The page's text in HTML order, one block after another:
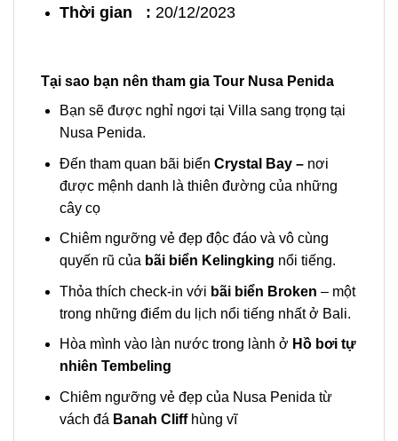
Thời gian : 20/12/2023
Tại sao bạn nên tham gia Tour Nusa Penida
Bạn sẽ được nghỉ ngơi tại Villa sang trọng tại
Nusa Penida.
Đến tham quan bãi biển Crystal Bay –nơi
được mệnh danh là thiên đường của những
cây cọ
Chiêm ngưỡng vẻ đẹp độc đáo và vô cùng
quyến rũ của bãi biển Kelingking nổi tiếng.
Thỏa thích check-in với bãi biển Broken – một
trong những điểm du lịch nổi tiếng nhất ở Bali.
Hòa mình vào làn nước trong lành ở Hồ bơi tự
nhiên Tembeling
Chiêm ngưỡng vẻ đẹp của Nusa Penida từ
vách đá Banah Cliff hùng vĩ